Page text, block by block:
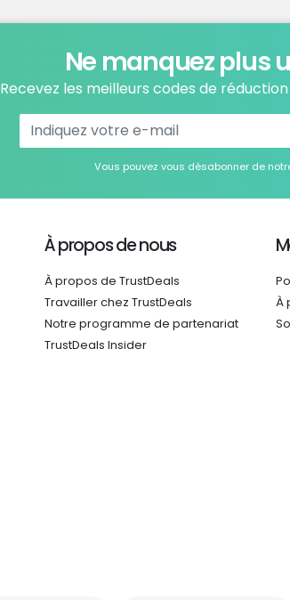
Ne manquez plus
Recevez les meilleurs codes de
Vous pouvez vous désabonner de
À propos de nous
À propos de TrustDeals
Travailler chez TrustDeals
Notre programme de partenariat
TrustDeals Insider
À